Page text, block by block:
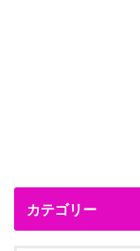
カテゴリー